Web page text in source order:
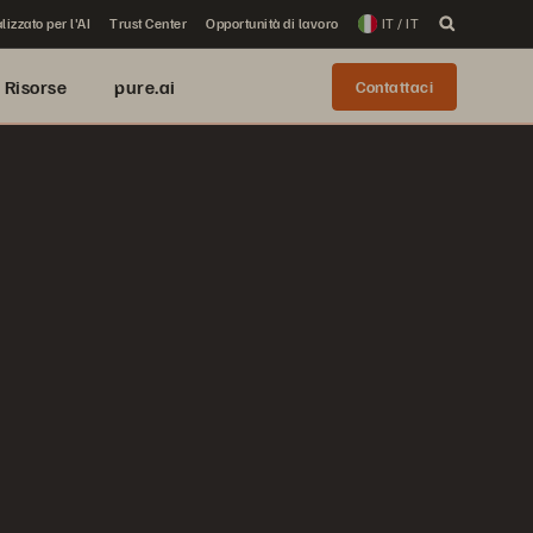
per l'AI Trust Center Opportunità di lavoro IT / IT
Risorse pure.ai Contattaci